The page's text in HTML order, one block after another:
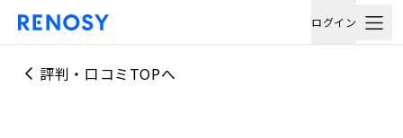
ログイン
評判・口コミTOPへ